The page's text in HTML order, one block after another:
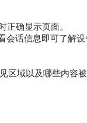
确显示页面。
会话信息即可了解
域以及哪些内容被